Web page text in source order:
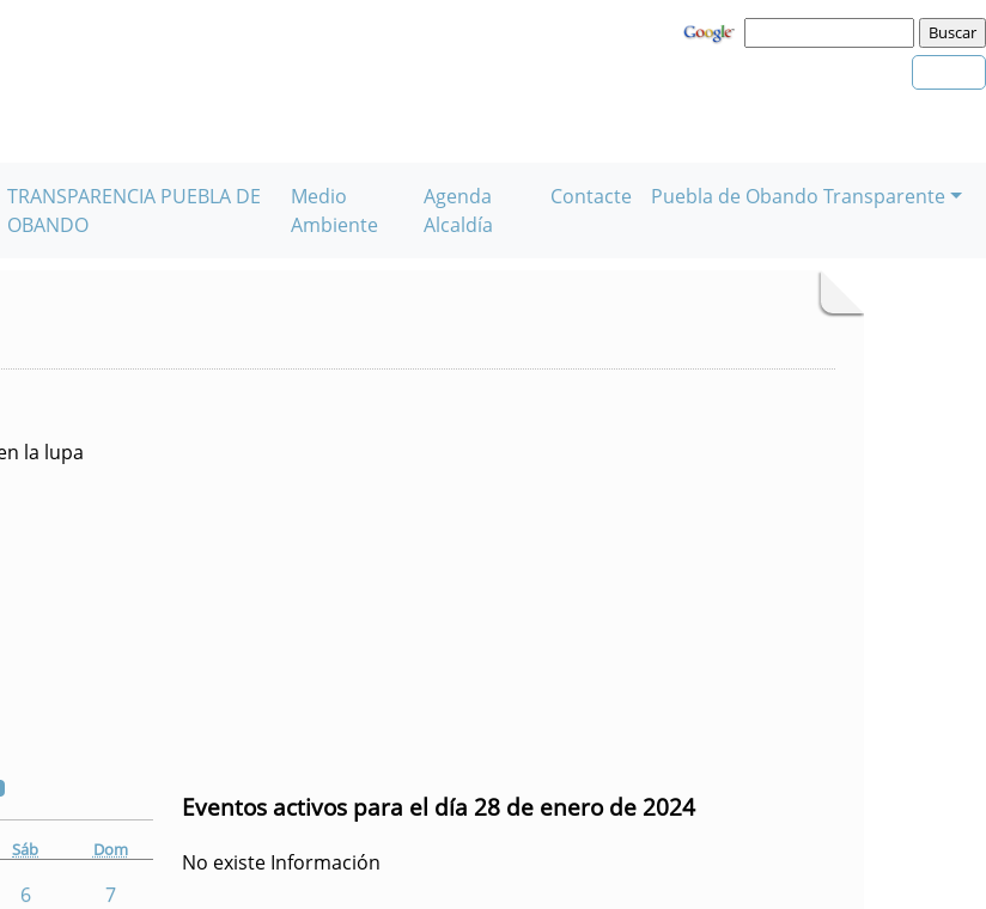
TRANSPARENCIA PUEBLA DE
OBANDO
Medio
Ambiente
Agenda
Alcaldía
Contacte Puebla de Obando Transparente
la lupa
Sáb Dom
6 7
Eventos activos para el día 28 de enero de 2024
No existe Información